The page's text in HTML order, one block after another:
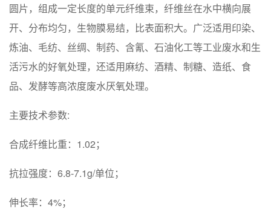
圆片，组成一定长度的单元纤维束，纤维丝在水中横向展
开、分布均匀，生物膜易结，比表面积大。广泛适用印染、
炼油、毛纺、丝绸、制药、含氰、石油化工等工业废水和生
活污水的好氧处理，还适用麻纺、酒精、制糖、造纸、食
品、发酵等高浓度废水厌氧处理。
主要技术参数:
合成纤维比重：1.02；
抗拉强度：6.8-7.1g/单位；
伸长率：4%；